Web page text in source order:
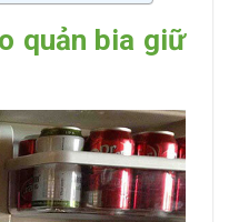
quản bia giữ